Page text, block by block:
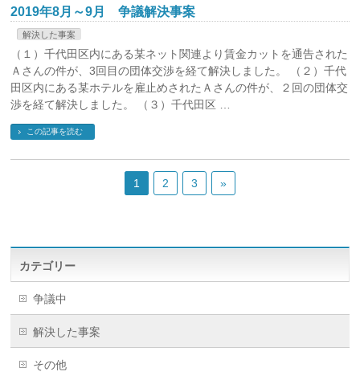
2019年8月～9月 争議解決事案
解決した事案
（１）千代田区内にある某ネット関連より賃金カットを通告された
Ａさんの件が、3回目の団体交渉を経て解決しました。 （２）千代
田区内にある某ホテルを雇止めされたＡさんの件が、２回の団体交
渉を経て解決しました。 （３）千代田区 …
この記事を読む
1 2 3 »
カテゴリー
争議中
解決した事案
その他